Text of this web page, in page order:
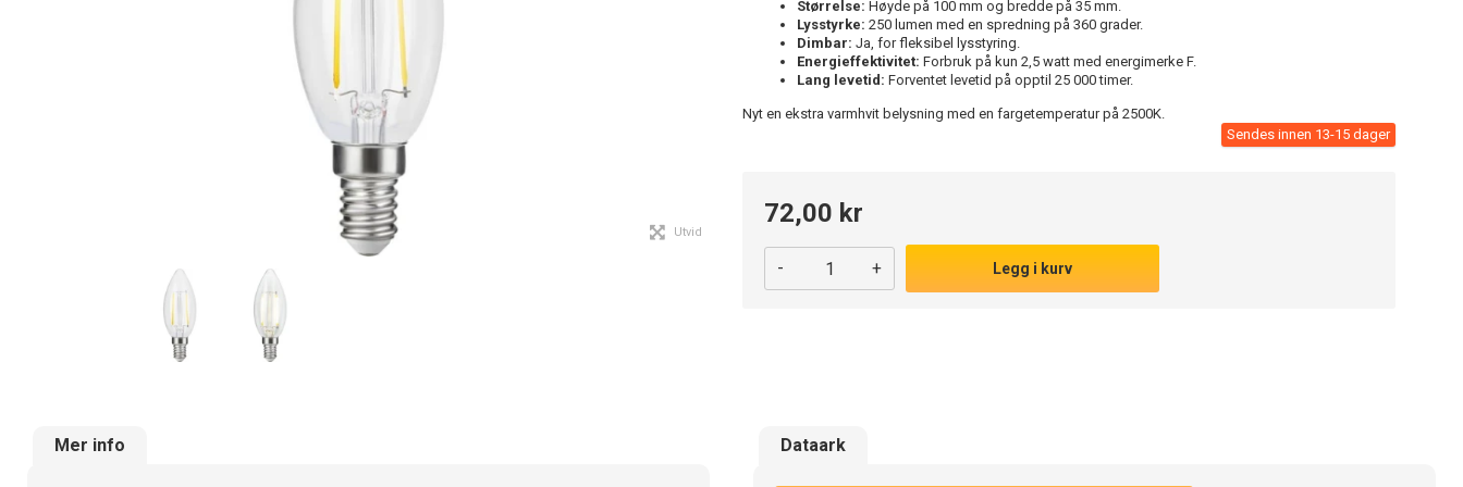
Utvid
Størrelse: Høyde på 100 mm og bredde på 35 mm.
Lysstyrke: 250 lumen med en spredning på 360 grader.
Dimbar: Ja, for fleksibel lysstyring.
Energieffektivitet: Forbruk på kun 2,5 watt med energimerke F.
Lang levetid: Forventet levetid på opptil 25 000 timer.
Nyt en ekstra varmhvit belysning med en fargetemperatur på 2500K.
Sendes innen 13-15 dager
72,00 kr
- + Legg i kurv
Mer info Dataark